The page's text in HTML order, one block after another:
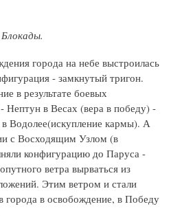
города на небе выстроилась
- замкнутый тригон.
в результате боевых
Нептун в Весах (вера в победу) -
Водолее(искупление кармы). А
с Восходящим Узлом (в
конфигурацию до Паруса -
ветра вырваться из
Этим ветром и стали
города в освобождение, в Победу